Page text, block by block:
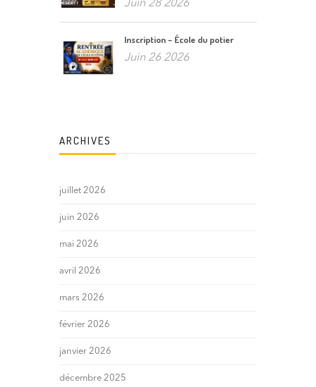
Juin 28 2026
Inscription – École du potier
Juin 26 2026
ARCHIVES
juillet 2026
juin 2026
mai 2026
avril 2026
mars 2026
février 2026
janvier 2026
décembre 2025